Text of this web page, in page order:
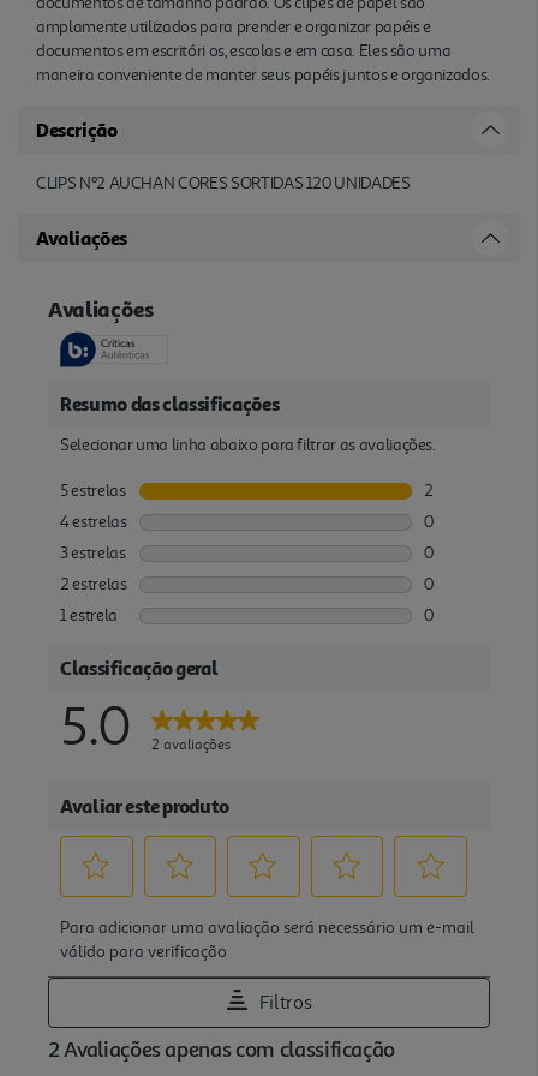
amplamente utilizados para prender e organizar papéis e
documentos em escritóri os, escolas e em casa. Eles são uma
maneira conveniente de manter seus papéis juntos e organizados.
Descrição
CLIPS Nº2 AUCHAN CORES SORTIDAS 120 UNIDADES
Avaliações